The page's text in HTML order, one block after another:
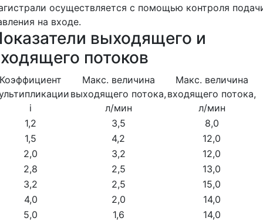
осуществляется с помощью контроля
на входе.
выходящего и
потоков
Коэффициент
i
Макс. величина
выходящего потока,
л/мин
Макс. величина
входящего потока,
л/мин
1,2
3,5
8,0
1,5
4,2
12,0
2,0
3,2
12,0
2,8
2,5
13,0
3,2
2,5
15,0
4,0
2,0
14,0
5,0
1,6
14,0